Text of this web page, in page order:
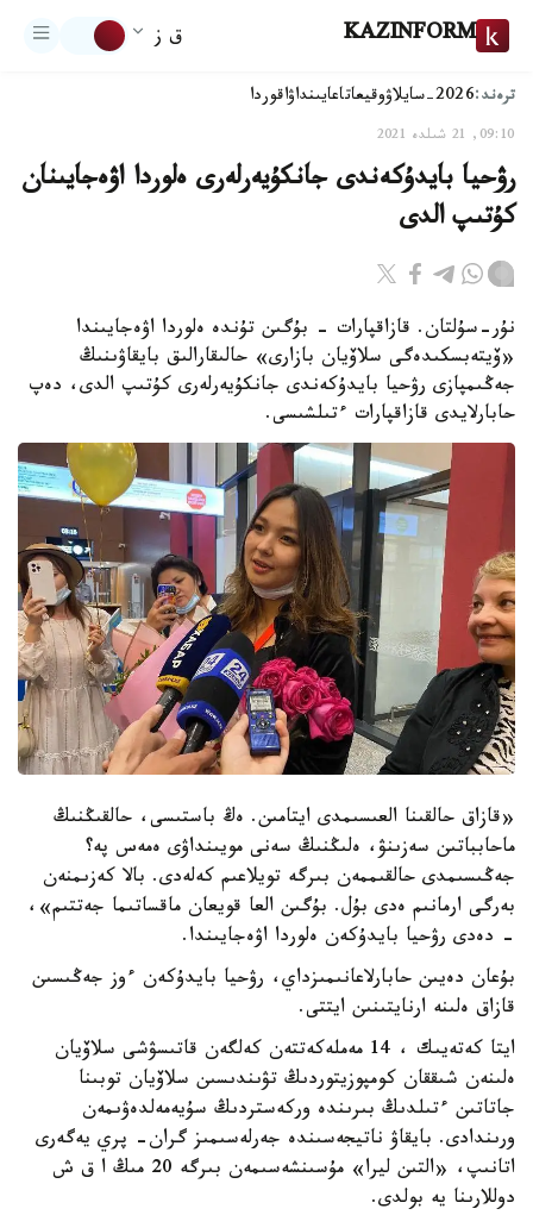
KAZINFORM ق ز
ترەند:2026-سايلاۋ وقيعاتاعايىنداۋاقوردا
09:10, 21 شىلدە 2021
رۋحيا بايدۇكەندى جانكۇيەرلەرى ەلوردا اۋەجايىنان
كۇتىپ الدى
نۇر-سۇلتان. قازاقپارات - بۇگىن تۇندە ەلوردا اۋەجايىندا
«ۆيتەبسكىدەگى سلاۆيان بازارى» حالىقارالىق بايقاۋىنىڭ
جەڭىمپازى رۋحيا بايدۇكەندى جانكۇيەرلەرى كۇتىپ الدى، دەپ
حابارلايدى قازاقپارات ءتىلشىسى.
«قازاق حالقىنا العىسىمدى ايتامىن. ەڭ باستىسى، حالقىڭنىڭ
ماحابباتىن سەزىنۋ، ەلىڭنىڭ سەنى مويىنداۋى ەمەس پە؟
جەڭىسىمدى حالقىممەن بىرگە تويلاعىم كەلەدى. بالا كەزىمنەن
بەرگى ارمانىم ەدى بۇل. بۇگىن العا قويعان ماقساتىما جەتتىم»،
- دەدى رۋحيا بايدۇكەن ەلوردا اۋەجايىندا.
بۇعان دەيىن حابارلاعانىمىزداي، رۋحيا بايدۇكەن ءوز جەڭىسىن
قازاق ەلىنە ارنايتىنىن ايتتى.
ايتا كەتەيىك ، 14 مەملەكەتتەن كەلگەن قاتىسۋشى سلاۆيان
ەلىنەن شىققان كومپوزيتوردىڭ تۋىندىسىن سلاۆيان توبىنا
جاتاتىن ءتىلدىڭ بىرىندە وركەستردىڭ سۇيەمەلدەۋىمەن
ورىندادى. بايقاۋ ناتيجەسىندە جەرلەسىمىز گران- پري يەگەرى
اتانىپ، «التىن ليرا» مۇسىنشەسىمەن بىرگە 20 مىڭ ا ق ش
دوللارىنا يە بولدى.